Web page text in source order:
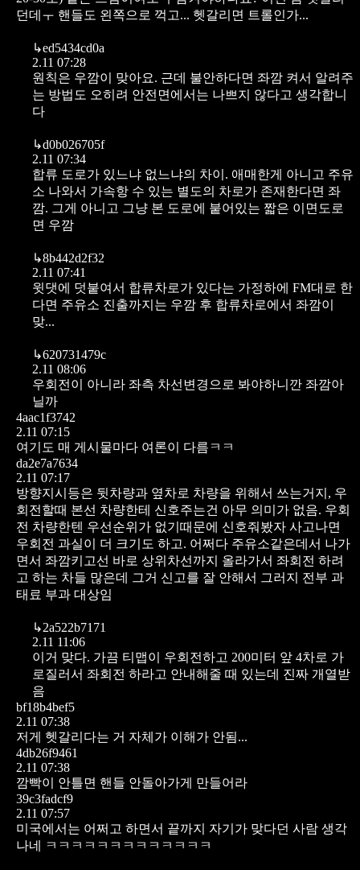
던데ㅜ 핸들도 왼쪽으로 꺽고... 헷갈리면 트롤인가...
↳ed5434cd0a
2.11 07:28
원칙은 우깜이 맞아요. 근데 불안하다면 좌깜 켜서 알려주
는 방법도 오히려 안전면에서는 나쁘지 않다고 생각합니
다
↳d0b026705f
2.11 07:34
합류 도로가 있느냐 없느냐의 차이. 애매한게 아니고 주유
소 나와서 가속항 수 있는 별도의 차로가 존재한다면 좌
깜. 그게 아니고 그냥 본 도로에 붙어있는 짧은 이면도로
면 우깜
↳8b442d2f32
2.11 07:41
윗댓에 덧붙여서 합류차로가 있다는 가정하에 FM대로 한
다면 주유소 진출까지는 우깜 후 합류차로에서 좌깜이
맞...
↳620731479c
2.11 08:06
우회전이 아니라 좌측 차선변경으로 봐야하니깐 좌깜아
닐까
4aac1f3742
2.11 07:15
여기도 매 게시물마다 여론이 다름ㅋㅋ
da2e7a7634
2.11 07:17
방향지시등은 뒷차량과 옆차로 차량을 위해서 쓰는거지, 우
회전할때 본선 차량한테 신호주는건 아무 의미가 없음. 우회
전 차량한텐 우선순위가 없기때문에 신호줘봤자 사고나면
우회전 과실이 더 크기도 하고. 어쩌다 주유소같은데서 나가
면서 좌깜키고선 바로 상위차선까지 올라가서 좌회전 하려
고 하는 차들 많은데 그거 신고를 잘 안해서 그러지 전부 과
태료 부과 대상임
↳2a522b7171
2.11 11:06
이거 맞다. 가끔 티맵이 우회전하고 200미터 앞 4차로 가
로질러서 좌회전 하라고 안내해줄 때 있는데 진짜 개열받
음
bf18b4bef5
2.11 07:38
저게 헷갈리다는 거 자체가 이해가 안됨...
4db26f9461
2.11 07:38
깜빡이 안틀면 핸들 안돌아가게 만들어라
39c3fadcf9
2.11 07:57
미국에서는 어쩌고 하면서 끝까지 자기가 맞다던 사람 생각
나네 ㅋㅋㅋㅋㅋㅋㅋㅋㅋㅋㅋㅋㅋ